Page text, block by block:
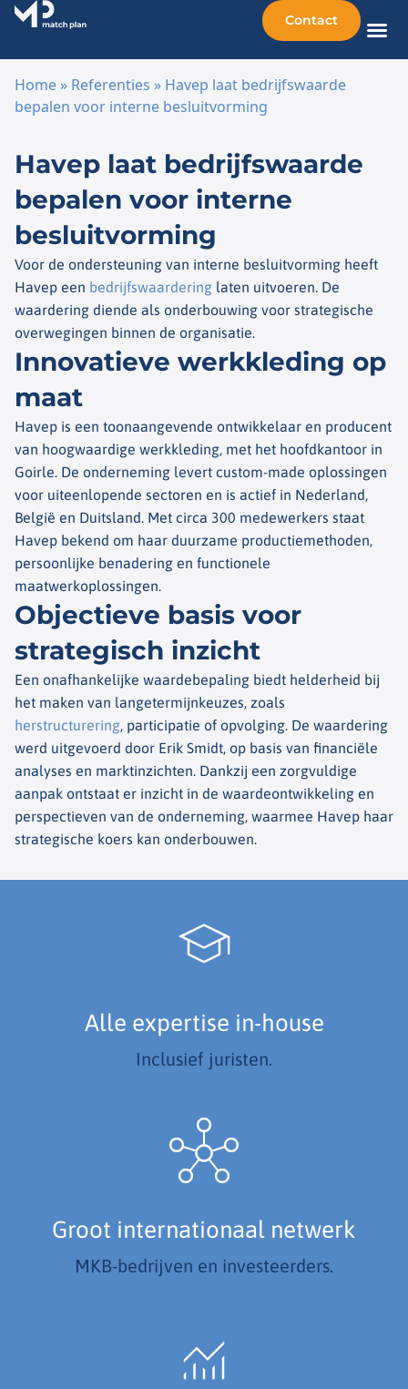
Contact
Home » Referenties » Havep laat bedrijfswaarde
bepalen voor interne besluitvorming
Havep laat bedrijfswaarde
bepalen voor interne
besluitvorming
Voor de ondersteuning van interne besluitvorming heeft
Havep een bedrijfswaardering laten uitvoeren. De
waardering diende als onderbouwing voor strategische
overwegingen binnen de organisatie.
Innovatieve werkkleding op
maat
Havep is een toonaangevende ontwikkelaar en producent
van hoogwaardige werkkleding, met het hoofdkantoor in
Goirle. De onderneming levert custom-made oplossingen
voor uiteenlopende sectoren en is actief in Nederland,
België en Duitsland. Met circa 300 medewerkers staat
Havep bekend om haar duurzame productiemethoden,
persoonlijke benadering en functionele
maatwerkoplossingen.
Objectieve basis voor
strategisch inzicht
Een onafhankelijke waardebepaling biedt helderheid bij
het maken van langetermijnkeuzes, zoals
herstructurering, participatie of opvolging. De waardering
werd uitgevoerd door Erik Smidt, op basis van financiële
analyses en marktinzichten. Dankzij een zorgvuldige
aanpak ontstaat er inzicht in de waardeontwikkeling en
perspectieven van de onderneming, waarmee Havep haar
strategische koers kan onderbouwen.
Alle expertise in-house
Inclusief juristen.
Groot internationaal netwerk
MKB-bedrijven en investeerders.